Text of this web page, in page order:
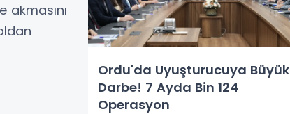
Ordu'da Uyuşturucuya Büyük
Darbe! 7 Ayda Bin 124
Operasyon